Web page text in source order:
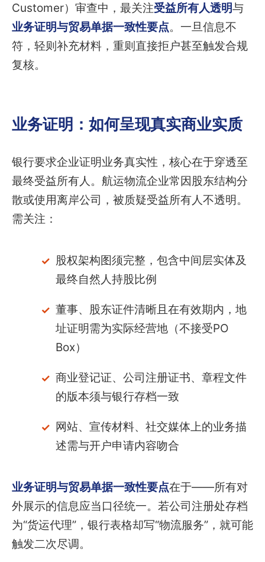
Customer）审查中，最关注受益所有人透明与
业务证明与贸易单据一致性要点。一旦信息不
符，轻则补充材料，重则直接拒户甚至触发合规
复核。
业务证明：如何呈现真实商业实质
银行要求企业证明业务真实性，核心在于穿透至
最终受益所有人。航运物流企业常因股东结构分
散或使用离岸公司，被质疑受益所有人不透明。
需关注：
股权架构图须完整，包含中间层实体及
最终自然人持股比例
董事、股东证件清晰且在有效期内，地
址证明需为实际经营地（不接受PO
Box）
商业登记证、公司注册证书、章程文件
的版本须与银行存档一致
网站、宣传材料、社交媒体上的业务描
述需与开户申请内容吻合
业务证明与贸易单据一致性要点在于——所有对
外展示的信息应当口径统一。若公司注册处存档
为“货运代理”，银行表格却写“物流服务”，就可能
触发二次尽调。